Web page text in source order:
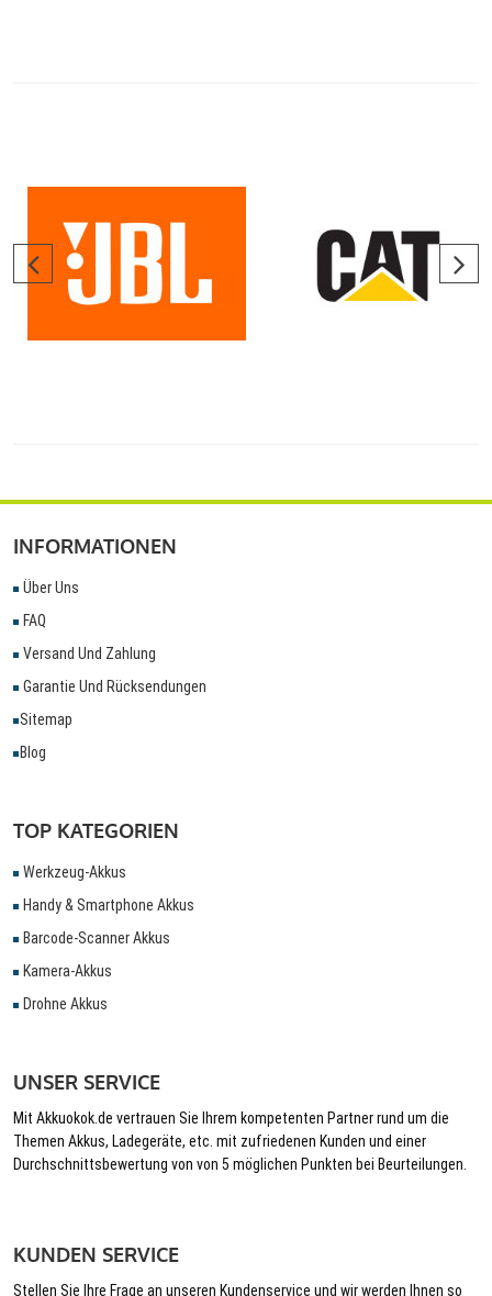
INFORMATIONEN
Über Uns
FAQ
Versand Und Zahlung
Garantie Und Rücksendungen
Sitemap
Blog
TOP KATEGORIEN
Werkzeug-Akkus
Handy & Smartphone Akkus
Barcode-Scanner Akkus
Kamera-Akkus
Drohne Akkus
UNSER SERVICE
Mit Akkuokok.de vertrauen Sie Ihrem kompetenten Partner rund um die
Themen Akkus, Ladegeräte, etc. mit zufriedenen Kunden und einer
Durchschnittsbewertung von von 5 möglichen Punkten bei Beurteilungen.
KUNDEN SERVICE
Stellen Sie Ihre Frage an unseren Kundenservice und wir werden Ihnen so